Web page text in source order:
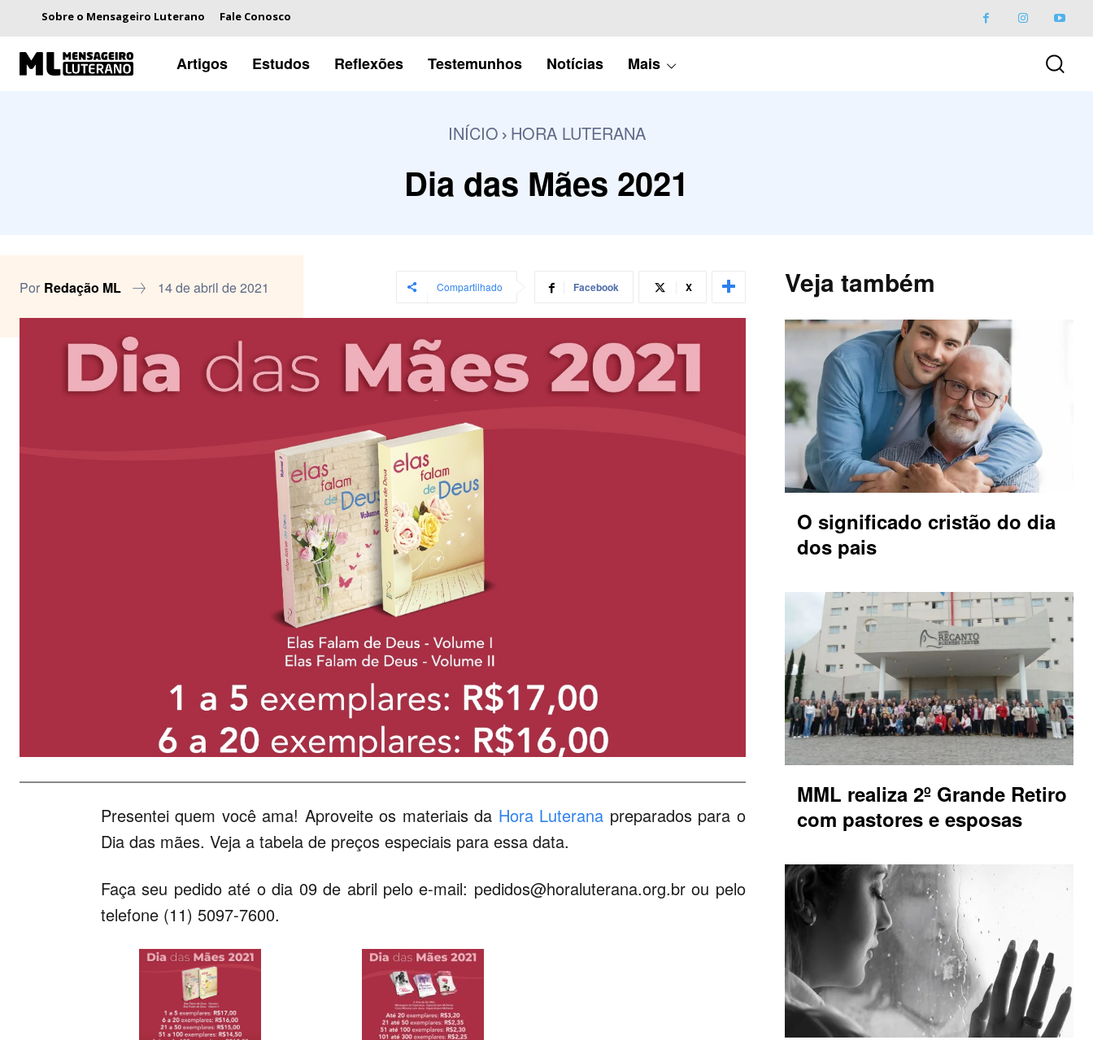
Sobre o Mensageiro Luterano Fale Conosco
Artigos Estudos Reflexões Testemunhos Notícias Mais
INÍCIO HORA LUTERANA
Dia das Mães 2021
Por Redação ML 14 de abril de 2021 Compartilhado Facebook X
Presentei quem você ama! Aproveite os materiais da Hora Luterana preparados para o
Dia das mães. Veja a tabela de preços especiais para essa data.
Faça seu pedido até o dia 09 de abril pelo e-mail: pedidos@horaluterana.org.brou pelo
telefone (11) 5097-7600.
Veja também
O significado cristão do dia
dos pais
MML realiza 2º Grande Retiro
com pastores e esposas